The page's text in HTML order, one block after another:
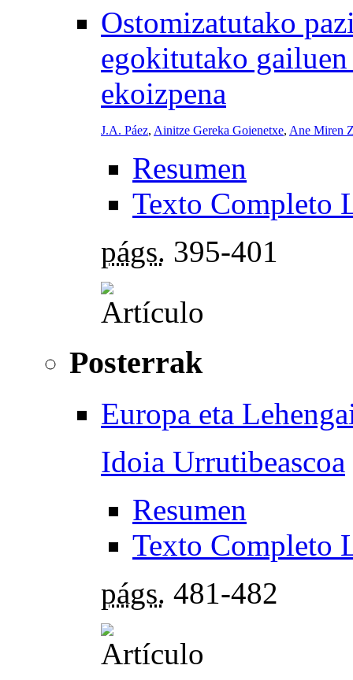
Ostomizatutako
egokitutako
ekoizpena
J.A. Páez, Ainitze Gereka Goienetxe, Ane Miren
Resumen
Texto Completo
págs. 395-401
Posterrak
Europa eta
Idoia Urrutibeascoa
Resumen
Texto Completo
págs. 481-482